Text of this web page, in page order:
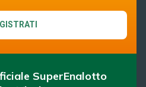
SuperEnalotto